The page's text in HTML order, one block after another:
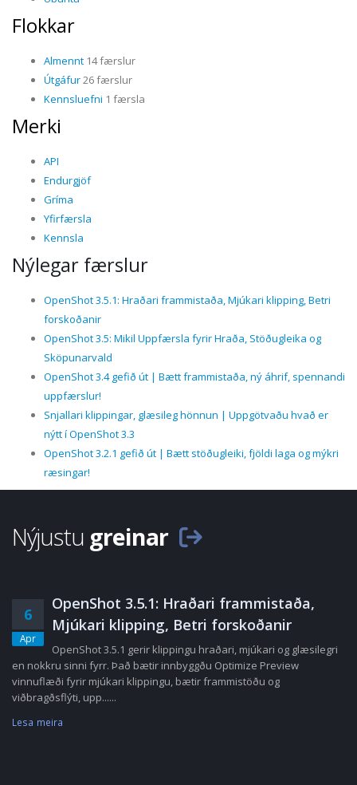
Flokkar
Almennt 14 færslur
Útgáfur26 færslur
Kennsluefni 1 færsla
Merki
API
Endurgjöf
Gríma
Yfirfærsla
Kennsla
Nýlegar færslur
OpenShot 3.5.1: Hraðari frammistaða, Mjúkari klipping, Betri
forskoðanir
OpenShot 3.5: Mikil Uppfærsla fyrir Hraða, Stöðugleika og
Sköpunarvald
OpenShot 3.4 gefið út | Bætt frammistaða, ný áhrif, spennandi
uppfærslur!
Snjallari klippingar, glæsileg hönnun | Uppgötvaðu hvað er
nýtt í OpenShot 3.3
OpenShot 3.2.1 gefið út | Bætt stöðugleiki, fjöldi laga og mýkri
ræsingar!
Nýjustu greinar
6
Apr
OpenShot 3.5.1: Hraðari frammistaða,
Mjúkari klipping, Betri forskoðanir
OpenShot 3.5.1 gerir klippingu hraðari, mjúkari og glæsilegri
en nokkru sinni fyrr. Það bætir innbyggðu Optimize Preview
vinnuflæði fyrir mjúkari klippingu, bætir frammistöðu og
viðbragðsflýti, upp......
Lesa meira